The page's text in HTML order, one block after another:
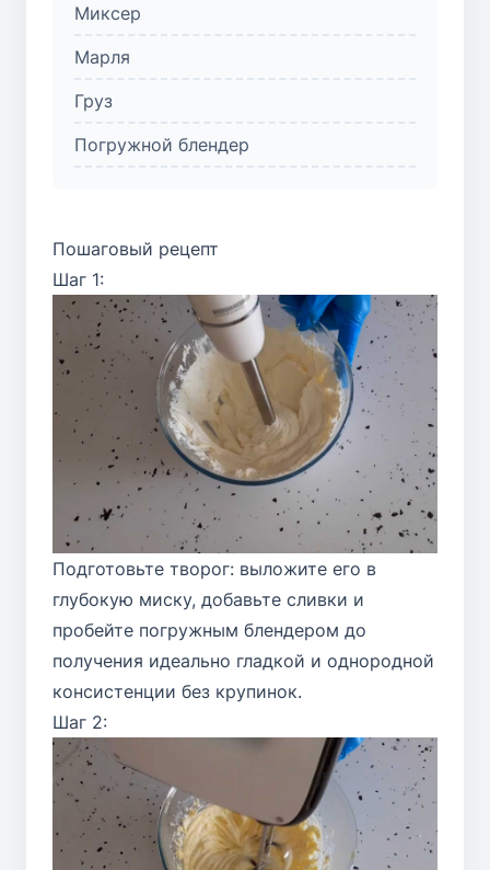
Миксер
Марля
Груз
Погружной блендер
Пошаговый рецепт
Шаг 1:
Подготовьте творог: выложите его в
глубокую миску, добавьте сливки и
пробейте погружным блендером до
получения идеально гладкой и однородной
консистенции без крупинок.
Шаг 2: